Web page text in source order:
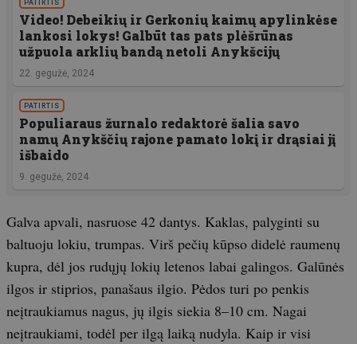
PATIRTIS
Video! Debeikių ir Gerkonių kaimų apylinkėse
lankosi lokys! Galbūt tas pats plėšrūnas
užpuola arklių bandą netoli Anykšcijų
22. gegužė, 2024
PATIRTIS
Populiaraus žurnalo redaktorė šalia savo
namų Anykščių rajone pamato lokį ir drąsiai jį
išbaido
9. gegužė, 2024
Galva apvali, nasruose 42 dantys. Kaklas, palyginti su
baltuoju lokiu, trumpas. Virš pečių kūpso didelė raumenų
kupra, dėl jos rudųjų lokių letenos labai galingos. Galūnės
ilgos ir stiprios, panašaus ilgio. Pėdos turi po penkis
neįtraukiamus nagus, jų ilgis siekia 8–10 cm. Nagai
neįtraukiami, todėl per ilgą laiką nudyla. Kaip ir visi